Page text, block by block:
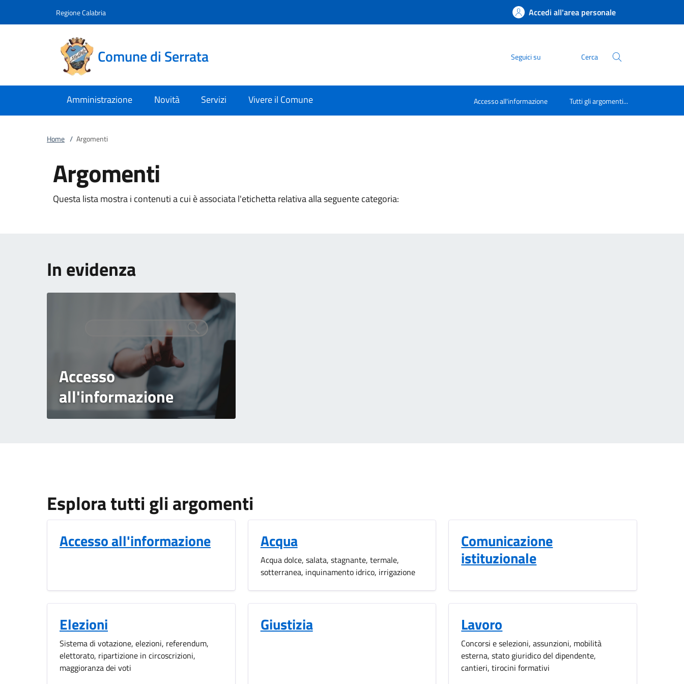
Regione Calabria Accedi all'area personale
Comune di Serrata Seguici su Cerca
Amministrazione Novità Servizi Vivere il Comune Accesso all'informazione Tutti gli argomenti...
Home / Argomenti
Argomenti
Questa lista mostra i contenuti a cui è associata l'etichetta relativa alla seguente categoria:
In evidenza
Accesso
all'informazione
Esplora tutti gli argomenti
Accesso all'informazione Acqua
Acqua dolce, salata, stagnante, termale,
sotterranea, inquinamento idrico, irrigazione
Comunicazione
istituzionale
Elezioni
Sistema di votazione, elezioni, referendum,
elettorato, ripartizione in circoscrizioni,
maggioranza dei voti
Giustizia Lavoro
Concorsi e selezioni, assunzioni, mobilità
esterna, stato giuridico del dipendente,
cantieri, tirocini formativi